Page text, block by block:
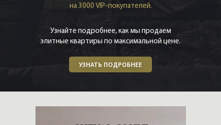
на 3000 VIP-покупателей.
Узнайте подробнее, как мы продаем
элитные квартиры по максимальной цене.
УЗНАТЬ ПОДРОБНЕЕ